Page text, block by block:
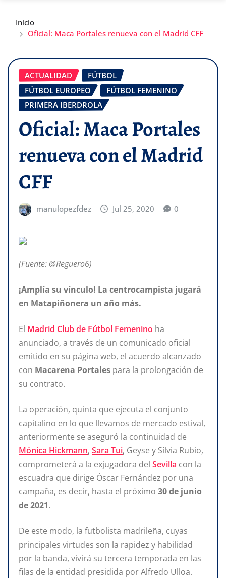
Inicio
Oficial: Maca Portales renueva con el Madrid CFF
ACTUALIDAD
FÚTBOL
FÚTBOL EUROPEO
FÚTBOL FEMENINO
PRIMERA IBERDROLA
Oficial: Maca Portales
renueva con el Madrid
CFF
manulopezfdez Jul 25, 2020 0
(Fuente: @Reguero6)
¡Amplía su vínculo! La centrocampista jugará
en Matapiñonera un año más.
El Madrid Club de Fútbol Femenino ha
anunciado, a través de un comunicado oficial
emitido en su página web, el acuerdo alcanzado
con Macarena Portales para la prolongación de
su contrato.
La operación, quinta que ejecuta el conjunto
capitalino en lo que llevamos de mercado estival,
anteriormente se aseguró la continuidad de
Mónica Hickmann, Sara Tui, Geyse y Sílvia Rubio,
comprometerá a la exjugadora del Sevilla con la
escuadra que dirige Óscar Fernández por una
campaña, es decir, hasta el próximo 30 de junio
de 2021.
De este modo, la futbolista madrileña, cuyas
principales virtudes son la rapidez y habilidad
por la banda, vivirá su tercera temporada en las
filas de la entidad presidida por Alfredo Ulloa.